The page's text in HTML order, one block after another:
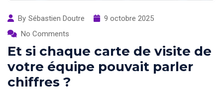
By Sébastien Doutre
9 octobre 2025
No Comments
Et si chaque carte de visite de
votre équipe pouvait parler
chiffres ?